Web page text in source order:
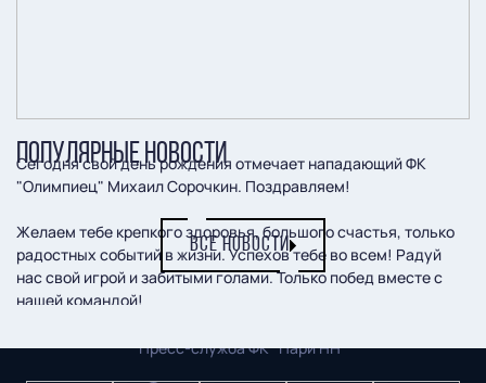
Сегодня свой день рождения отмечает нападающий ФК
"Олимпиец" Михаил Сорочкин. Поздравляем!
Желаем тебе крепкого здоровья, большого счастья, только
радостных событий в жизни. Успехов тебе во всем! Радуй
нас свой игрой и забитыми голами. Только побед вместе с
нашей командой!
Пресс-служба ФК "Пари НН"
ПОПУЛЯРНЫЕ НОВОСТИ
ВСЕ НОВОСТИ